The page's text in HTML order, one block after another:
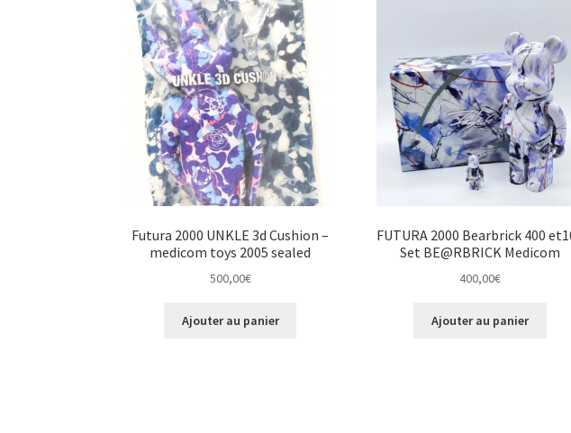
Futura 2000 UNKLE 3d Cushion –
medicom toys 2005 sealed
500,00€
Ajouter au panier
FUTURA 2000 Bearbrick 400
Set BE@RBRICK Medicom
400,00€
Ajouter au panier